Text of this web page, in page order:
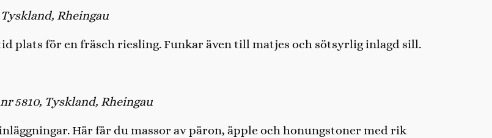
Rheingau
plats för en fräsch riesling. Funkar även till matjes och sötsyrlig inlagd sill.
5810, Tyskland, Rheingau
Här får du massor av päron, äpple och honungstoner med rik